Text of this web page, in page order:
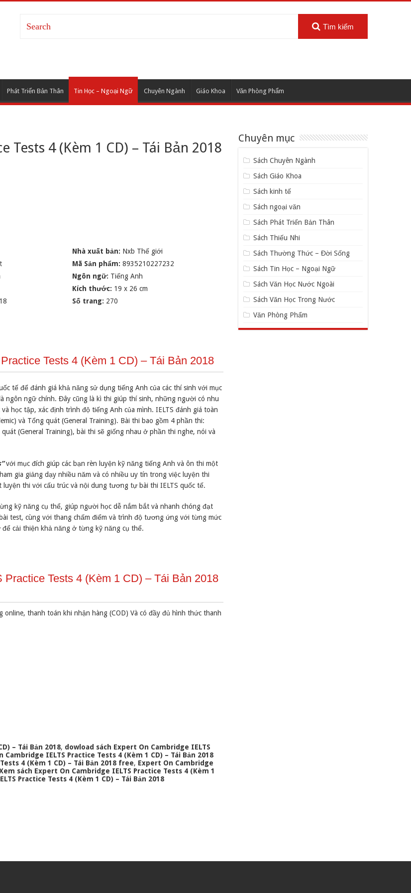
Tìm kiếm
Phát Triển Bản Thân Tin Học – Ngoại Ngữ Chuyên Ngành Giáo Khoa Văn Phòng Phẩm
Tests 4 (Kèm 1 CD) – Tái Bản 2018
Nhà xuất bản: Nxb Thế giới
Mã Sản phẩm:8935210227232
Ngôn ngữ: Tiếng Anh
Kích thước: 19 x 26 cm
Số trang: 270
Tests 4 (Kèm 1 CD) – Tái Bản 2018
tế để đánh giá khả năng sử dụng tiếng Anh của các thí sinh với mục
ngôn ngữ chính. Đây cũng là kì thi giúp thí sinh, những người có nhu
học tập, xác định trình độ tiếng Anh của mình. IELTS đánh giá toàn
và Tổng quát (General Training). Bài thi bao gồm 4 phần thi:
(General Training), bài thi sẽ giống nhau ở phần thi nghe, nói và
với mục đích giúp các bạn rèn luyện kỹ năng tiếng Anh và ôn thi một
gia giảng dạy nhiều năm và có nhiều uy tín trong việc luyện thi
luyện thi với cấu trúc và nội dung tương tự bài thi IELTS quốc tế.
kỹ năng cụ thể, giúp người học dễ nắm bắt và nhanh chóng đạt
test, cùng với thang chấm điểm và trình độ tương ứng với từng mức
cải thiện khả năng ở từng kỹ năng cụ thể.
Tests 4 (Kèm 1 CD) – Tái Bản 2018
thanh toán khi nhận hàng (COD) Và có đầy đủ hình thức thanh
– Tái Bản 2018, dowload sách Expert On Cambridge IELTS
Cambridge IELTS Practice Tests 4 (Kèm 1 CD) – Tái Bản 2018
4 (Kèm 1 CD) – Tái Bản 2018 free, Expert On Cambridge
sách Expert On Cambridge IELTS Practice Tests 4 (Kèm 1
Practice Tests 4 (Kèm 1 CD) – Tái Bản 2018
Chuyên mục
Sách Chuyên Ngành
Sách Giáo Khoa
Sách kinh tế
Sách ngoại văn
Sách Phát Triển Bản Thân
Sách Thiếu Nhi
Sách Thường Thức – Đời Sống
Sách Tin Học – Ngoại Ngữ
Sách Văn Học Nước Ngoài
Sách Văn Học Trong Nước
Văn Phòng Phẩm